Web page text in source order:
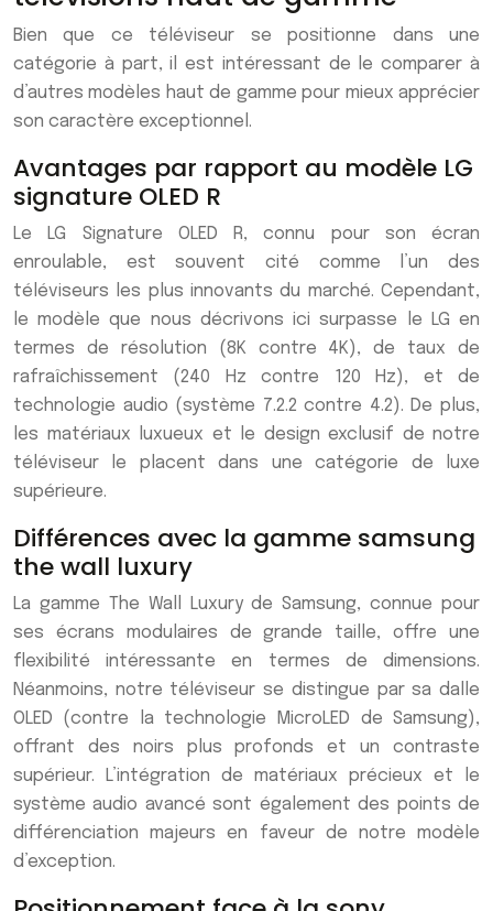
Bien que ce téléviseur se positionne dans une
catégorie à part, il est intéressant de le comparer à
d’autres modèles haut de gamme pour mieux apprécier
son caractère exceptionnel.
Avantages par rapport au modèle LG
signature OLED R
Le LG Signature OLED R, connu pour son écran
enroulable, est souvent cité comme l’un des
téléviseurs les plus innovants du marché. Cependant,
le modèle que nous décrivons ici surpasse le LG en
termes de résolution (8K contre 4K), de taux de
rafraîchissement (240 Hz contre 120 Hz), et de
technologie audio (système 7.2.2 contre 4.2). De plus,
les matériaux luxueux et le design exclusif de notre
téléviseur le placent dans une catégorie de luxe
supérieure.
Différences avec la gamme samsung
the wall luxury
La gamme The Wall Luxury de Samsung, connue pour
ses écrans modulaires de grande taille, offre une
flexibilité intéressante en termes de dimensions.
Néanmoins, notre téléviseur se distingue par sa dalle
OLED (contre la technologie MicroLED de Samsung),
offrant des noirs plus profonds et un contraste
supérieur. L’intégration de matériaux précieux et le
système audio avancé sont également des points de
différenciation majeurs en faveur de notre modèle
d’exception.